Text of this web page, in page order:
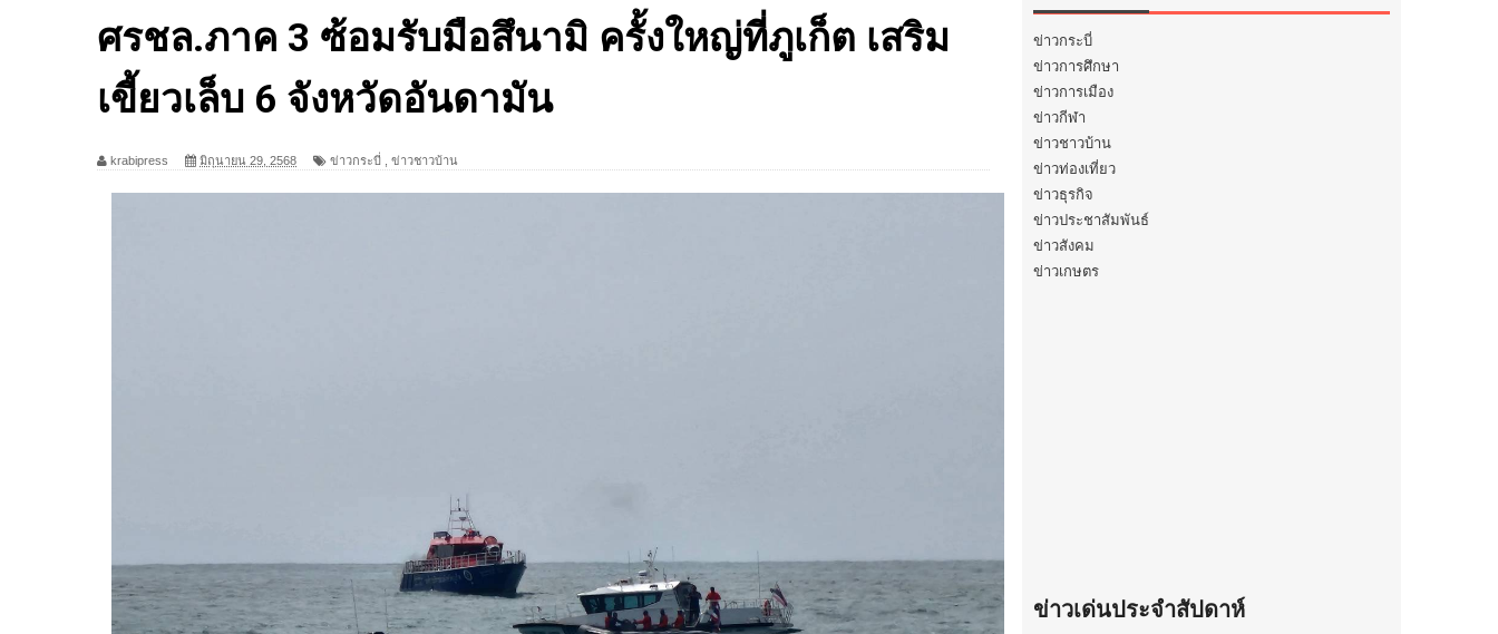
ศรชล.ภาค 3 ซ้อมรับมือสึนามิ ครั้งใหญ่ที่ภูเก็ต เสริม
เขี้ยวเล็บ 6 จังหวัดอันดามัน
krabipress มิถุนายน 29, 2568 ข่าวกระบี่ ข่าวชาวบ้าน
ข่าวกระบี่
ข่าวการศึกษา
ข่าวการเมือง
ข่าวกีฬา
ข่าวชาวบ้าน
ข่าวท่องเที่ยว
ข่าวธุรกิจ
ข่าวประชาสัมพันธ์
ข่าวสังคม
ข่าวเกษตร
ข่าวเด่นประจำสัปดาห์